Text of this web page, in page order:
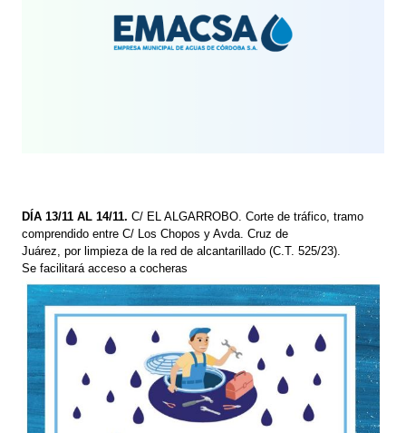
DÍA 13/11 AL 14/11.C/ EL ALGARROBO. Corte de tráfico, tramo
comprendido entre C/ Los Chopos y Avda. Cruz de
Juárez, por limpieza de la red de alcantarillado (C.T. 525/23).
Se facilitará acceso a cocheras